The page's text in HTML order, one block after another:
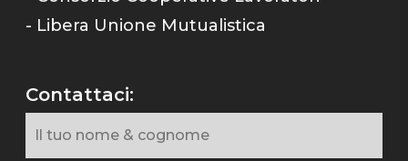
- Libera Unione Mutualistica
Contattaci: